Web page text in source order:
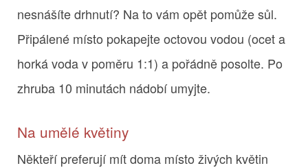
nesnášíte drhnutí? Na to vám opět pomůže sůl.
Připálené místo pokapejte octovou vodou (ocet a
horká voda v poměru 1:1) a pořádně posolte. Po
zhruba 10 minutách nádobí umyjte.
Na umělé květiny
Někteří preferují mít doma místo živých květin